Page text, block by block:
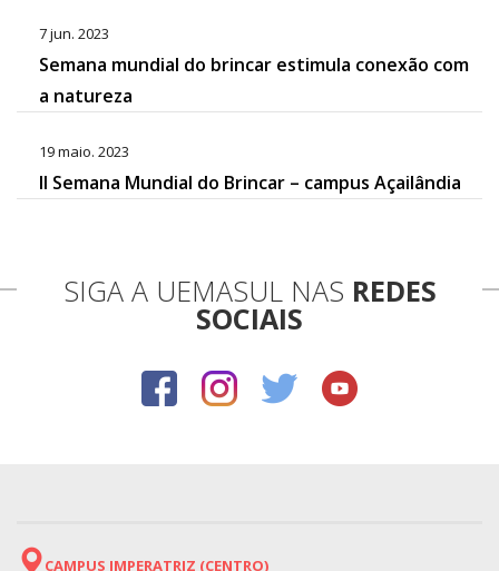
7 jun. 2023
Semana mundial do brincar estimula conexão com
a natureza
19 maio. 2023
II Semana Mundial do Brincar – campus Açailândia
SIGA A UEMASUL NAS REDES
SOCIAIS
CAMPUS IMPERATRIZ (CENTRO)